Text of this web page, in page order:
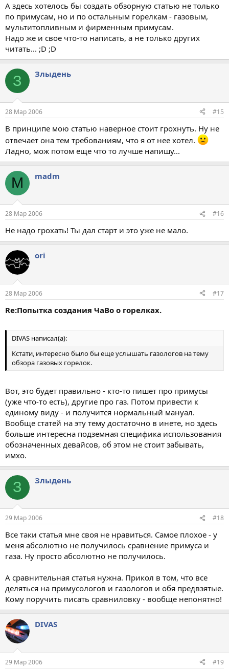
А здесь хотелось бы создать обзорную статью не только
по примусам, но и по остальным горелкам - газовым,
мультитопливным и фирменным примусам.
Надо же и свое что-то написать, а не только других
читать... ;D ;D
З Злыдень
28 Мар 2006 #15
В принципе мою статью наверное стоит грохнуть. Ну не
отвечает она тем требованиям, что я от нее хотел.
Ладно, мож потом еще что то лучше напишу...
M madm
28 Мар 2006 #16
Не надо грохать! Ты дал старт и это уже не мало.
ori
28 Мар 2006 #17
Re:Попытка создания ЧаВо о горелках.
DIVAS написал(а):
Кстати, интересно было бы еще услышать газологов на тему
обзора газовых горелок.
Вот, это будет правильно - кто-то пишет про примусы
(уже что-то есть), другие про газ. Потом привести к
единому виду - и получится нормальный мануал.
Вообще статей на эту тему достаточно в инете, но здесь
больше интересна подземная специфика использования
обозначенных девайсов, об этом не стоит забывать,
имхо.
З Злыдень
29 Мар 2006 #18
Все таки статья мне своя не нравиться. Самое плохое - у
меня абсолютно не получилось сравнение примуса и
газа. Ну просто абсолютно не получилось.
А сравнительная статья нужна. Прикол в том, что все
деляться на примусологов и газологов и обя предвзятые.
Кому поручить писать сравниловку - вообще непонятно!
DIVAS
29 Мар 2006 #19